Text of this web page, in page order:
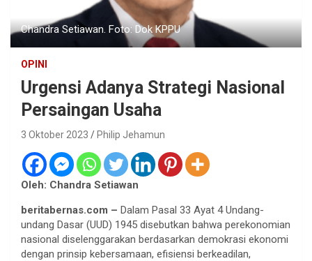
Chandra Setiawan. Foto: Dok KPPU
OPINI
Urgensi Adanya Strategi Nasional
Persaingan Usaha
3 Oktober 2023 Philip Jehamun
Oleh: Chandra Setiawan
beritabernas.com – Dalam Pasal 33 Ayat 4 Undang-
undang Dasar (UUD) 1945 disebutkan bahwa perekonomian
nasional diselenggarakan berdasarkan demokrasi ekonomi
dengan prinsip kebersamaan, efisiensi berkeadilan,